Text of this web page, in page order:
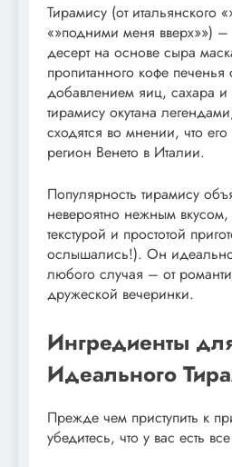
Тирамису (от итальянского
«»подними меня вверх»»)
десерт на основе сыра
пропитанного кофе
добавлением яиц, сахара и
тирамису окутана
сходятся во мнении, что
регион Венето в Италии.
Популярность тирамису
невероятно нежным
текстурой и простотой
ослышались!). Он
любого случая – от
дружеской вечеринки.
Ингредиенты
Идеального
Прежде чем приступить к
убедитесь, что у вас есть